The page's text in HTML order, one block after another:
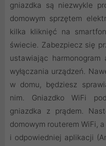
gniazdka są niezwykle
domowym sprzętem
kilka kliknięć na
świecie. Zabezpiecz się
ustawiając harmonogram
wyłączania urządzeń.
w domu, będziesz
nim. Gniazdko WiFi
gniazdka z prądem.
domowym routerem WiFi,
i odpowiedniej aplikacji